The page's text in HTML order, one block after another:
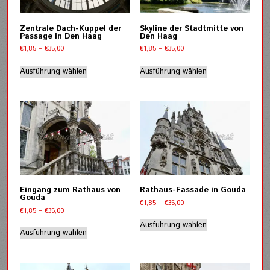
auf
Produktseite
auf
Produktseite
Zentrale Dach-Kuppel der
Passage in Den Haag
€1,85 –€35,00Preisspanne:
bis
€35,00
Ausführung wählen
mehrere
Varianten
auf.
Die
Optionen
können
auf
Produktseite
Skyline der Stadtmitte von
Den Haag
€1,85 – €35,00Preisspanne:
bis
€35,00
Ausführung wählenProdukt
auf.
Die
Optionen
können
auf
Produktseite
werden
Eingang zum Rathaus von
Gouda
€1,85 –€35,00Preisspanne:
bis
€35,00
Ausführung wählen
Dieses
Produkt
mehrere
Rathaus-Fassade in Gouda
€1,85 – €35,00Preisspanne:
bis
€35,00
Ausführung wählen
Dieses
Produkt